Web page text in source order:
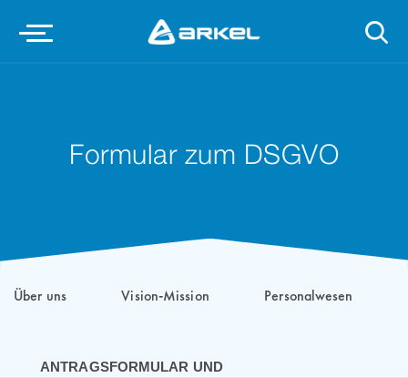
Formular zum DSGVO
Über uns Vision-Mission Personalwesen
ANTRAGSFORMULAR UND